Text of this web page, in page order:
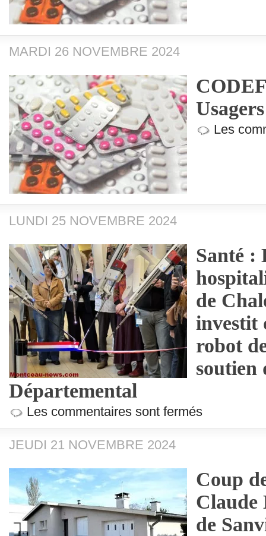
MARDI 26 NOVEMBRE 2024
Les
LUNDI 25 NOVEMBRE 2024
Santé :
de
investit
robot
soutien
Départemental
Les commentaires sont fermés
JEUDI 21 NOVEMBRE 2024
Coup
Claude
de